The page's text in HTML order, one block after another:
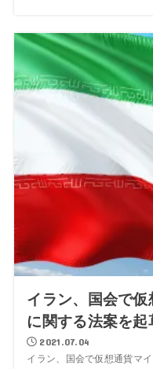
イラン、国会で仮
に関する法案を起
2021.07.04
イラン、国会で仮想通貨マ